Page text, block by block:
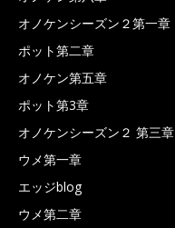
オノケンシーズン２第一章
ポット第二章
オノケン第五章
ポット第3章
オノケンシーズン２ 第三章
ウメ第一章
エッジblog
ウメ第二章